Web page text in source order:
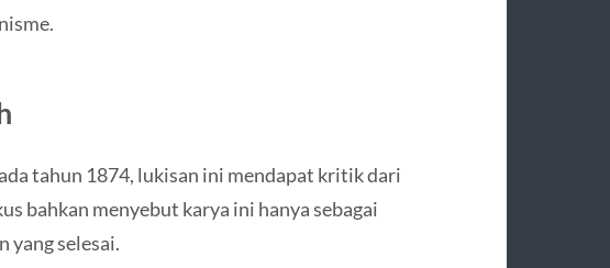
tahun 1874, lukisan ini mendapat kritik dari
bahkan menyebut karya ini hanya sebagai
yang selesai.